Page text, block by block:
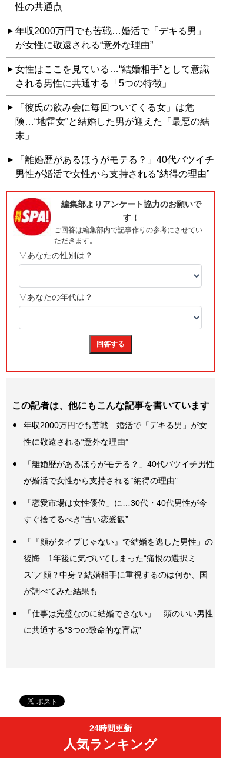
性の共通点
年収2000万円でも苦戦…婚活で「デキる男」
が女性に敬遠される“意外な理由”
女性はここを見ている…“結婚相手”として意識
される男性に共通する「5つの特徴」
「彼氏の飲み会に毎回ついてくる女」は危
険…“地雷女”と結婚した男が迎えた「最悪の結
末」
「離婚歴があるほうがモテる？」40代バツイチ
男性が婚活で女性から支持される“納得の理由”
この記者は、他にもこんな記事を書いています
年収2000万円でも苦戦…婚活で「デキる男」が女
性に敬遠される“意外な理由”
「離婚歴があるほうがモテる？」40代バツイチ男性
が婚活で女性から支持される“納得の理由”
「恋愛市場は女性優位」に…30代・40代男性が今
すぐ捨てるべき“古い恋愛観”
「『顔がタイプじゃない』で結婚を逃した男性」の
後悔…1年後に気づいてしまった“痛恨の選択ミ
ス”／顔？中身？結婚相手に重視するのは何か、国
が調べてみた結果も
「仕事は完璧なのに結婚できない」…頭のいい男性
に共通する“3つの致命的な盲点”
24時間更新
人気ランキング